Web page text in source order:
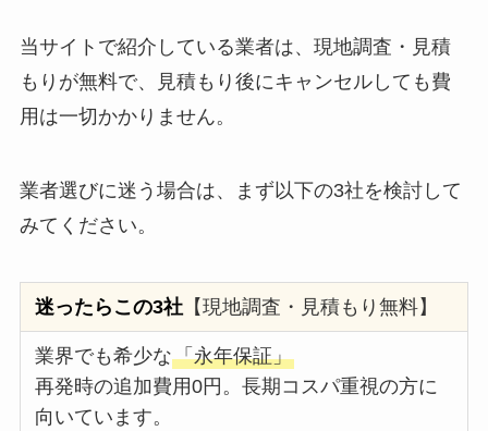
当サイトで紹介している業者は、現地調査・見積
もりが無料で、見積もり後にキャンセルしても費
用は一切かかりません。
業者選びに迷う場合は、まず以下の3社を検討して
みてください。
迷ったらこの3社 【現地調査・見積もり無料】
業界でも希少な「永年保証」
再発時の追加費用0円。長期コスパ重視の方に
向いています。